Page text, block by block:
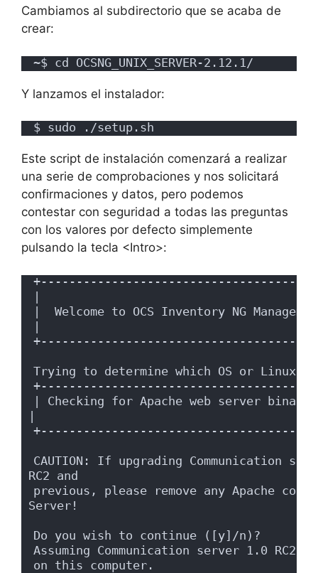
Cambiamos al subdirectorio que se acaba de
crear:
~$ cd OCSNG_UNIX_SERVER-2.12.1/
Y lanzamos el instalador:
$ sudo ./setup.sh
Este script de instalación comenzará a realizar
una serie de comprobaciones y nos solicitará
confirmaciones y datos, pero podemos
contestar con seguridad a todas las preguntas
con los valores por defecto simplemente
pulsando la tecla <Intro>:
|
|  Welcome to OCS Inventory NG
|
Trying to determine which OS or Linux
| Checking for Apache web server
|
CAUTION: If upgrading Communication
RC2 and
previous, please remove any Apache
Server!
Do you wish to continue ([y]/n)?
Assuming Communication server 1.0
on this computer.